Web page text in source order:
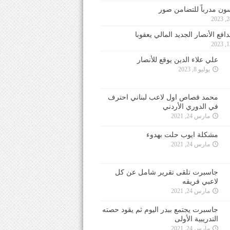
مدرباً للتضامن صور
الأنصار الجديد المالي يعقوبا
علي علاء الدين يوقع للأنصار
يوليو 8, 2023
محمد قصاص اول لاعب لبناني احترف
في الدوري الأردني
مارس 24, 2021
مشكلة ايوب حلت بهدوء
مارس 24, 2021
جاسبرت تلقى تقرير شامل عن كل
لاعبي فريقه
مارس 24, 2021
جاسبرت يجتمع ببدر اليوم ثم يقود حصته
التدريبية الأولى
مارس 24, 2021